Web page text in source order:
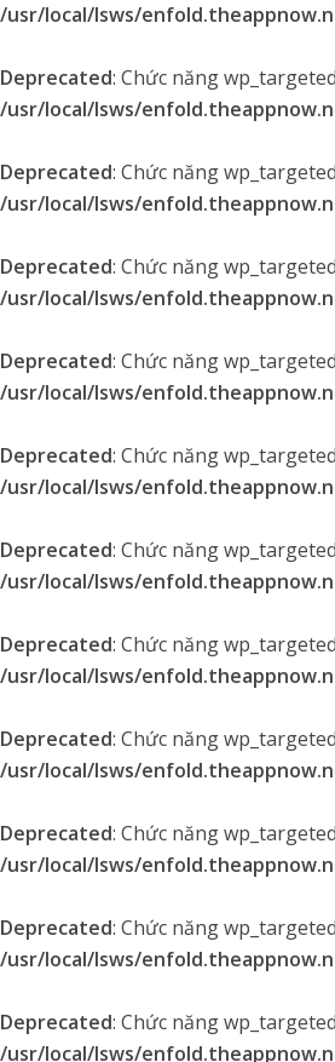
/usr/local/lsws/
Deprecated: Chức năng
/usr/local/lsws/
Deprecated: Chức năng
/usr/local/lsws/
Deprecated: Chức năng
/usr/local/lsws/
Deprecated: Chức năng
/usr/local/lsws/
Deprecated: Chức năng
/usr/local/lsws/
Deprecated: Chức năng
/usr/local/lsws/
Deprecated: Chức năng
/usr/local/lsws/
Deprecated: Chức năng
/usr/local/lsws/
Deprecated: Chức năng
/usr/local/lsws/
Deprecated: Chức năng
/usr/local/lsws/
Deprecated: Chức năng
/usr/local/lsws/